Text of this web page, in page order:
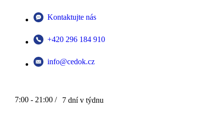
Kontaktujte nás
+420 296 184 910
info@cedok.cz
7:00 - 21:00 / 7 dní v týdnu